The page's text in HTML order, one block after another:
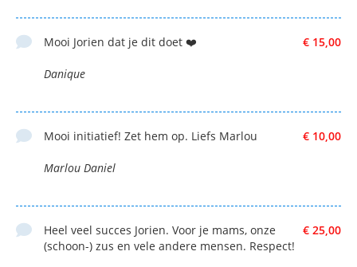
€ 15,00
Mooi Jorien dat je dit doet ❤️
Danique
€ 10,00
Mooi initiatief! Zet hem op. Liefs Marlou
Marlou Daniel
€ 25,00
Heel veel succes Jorien. Voor je mams, onze
(schoon-) zus en vele andere mensen. Respect!